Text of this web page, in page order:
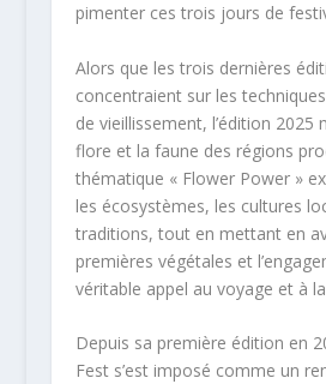
pimenter ces trois jours de
Alors que les trois dernières
concentraient sur les
de vieillissement, l’édition 2025
flore et la faune des régions
thématique « Flower Power »
les écosystèmes, les cultures
traditions, tout en mettant en
premières végétales et
véritable appel au voyage et à
Depuis sa première édition en
Fest s’est imposé comme un